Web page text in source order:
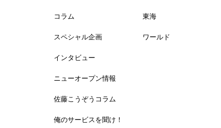
コラム
スペシャル企画
インタビュー
ニューオープン情報
佐藤こうぞうコラム
俺のサービスを聞け！
東海
ワールド